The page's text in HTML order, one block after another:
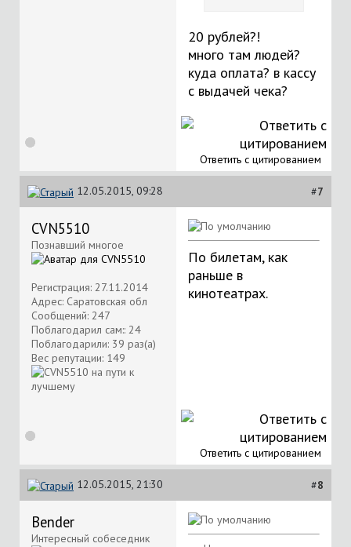
20 рублей?!
много там людей?
куда оплата? в кассу
с выдачей чека?
Ответить с цитированием
12.05.2015, 09:28 #7
CVN5510
Познавший многое
Регистрация: 27.11.2014
Адрес: Саратовская обл
Сообщений: 247
Поблагодарил сам:: 24
Поблагодарили: 39 раз(а)
Вес репутации: 149
По билетам, как
раньше в
кинотеатрах.
Ответить с цитированием
12.05.2015, 21:30 #8
Bender
Интересный собеседник